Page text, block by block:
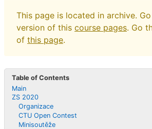
This page is located in archive.
version of this course pages. Go
of this page.
Table of Contents
Main
ZS 2020
Organizace
CTU Open Contest
Minisoutěže